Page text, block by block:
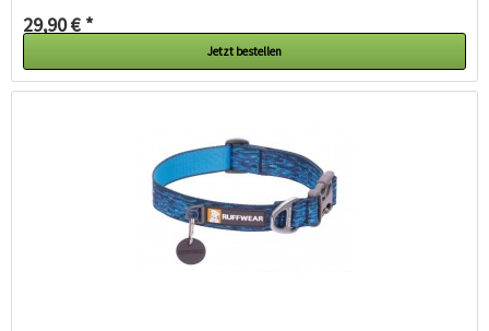
29,90 € *
Jetzt bestellen